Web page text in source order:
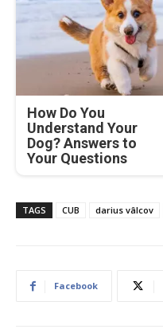
How Do You
Understand Your
Dog? Answers to
Your Questions
TAGS CUB darius vâlcov
Facebook